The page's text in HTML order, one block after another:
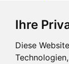
Ihre
Diese